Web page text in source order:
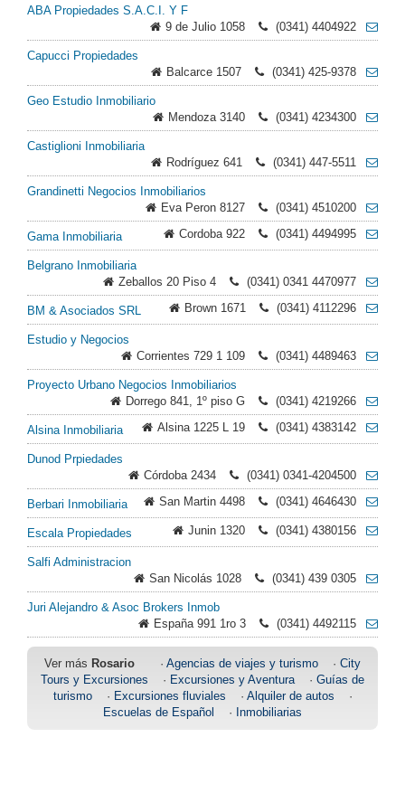
ABA Propiedades S.A.C.I. Y F
9 de Julio 1058
(0341) 4404922
Capucci Propiedades
Balcarce 1507
(0341) 425-9378
Geo Estudio Inmobiliario
Mendoza 3140
(0341) 4234300
Castiglioni Inmobiliaria
Rodríguez 641
(0341) 447-5511
Grandinetti Negocios Inmobiliarios
Eva Peron 8127
(0341) 4510200
Gama Inmobiliaria Cordoba 922 (0341) 4494995
Belgrano Inmobiliaria
Zeballos 20 Piso 4
(0341) 0341 4470977
BM & Asociados SRL Brown 1671 (0341) 4112296
Estudio y Negocios
Corrientes 729 1 109
(0341) 4489463
Proyecto Urbano Negocios Inmobiliarios
Dorrego 841, 1º piso G
(0341) 4219266
Alsina Inmobiliaria Alsina 1225 L 19 (0341) 4383142
Dunod Prpiedades
Córdoba 2434
(0341) 0341-4204500
Berbari Inmobiliaria San Martin 4498 (0341) 4646430
Escala Propiedades Junin 1320 (0341) 4380156
Salfi Administracion
San Nicolás 1028
(0341) 439 0305
Juri Alejandro & Asoc Brokers Inmob
España 991 1ro 3
(0341) 4492115
Ver más Rosario · Agencias de viajes y turismo · City
Tours y Excursiones · Excursiones y Aventura· Guías de
turismo· Excursiones fluviales · Alquiler de autos ·
Escuelas de Español
· Inmobiliarias